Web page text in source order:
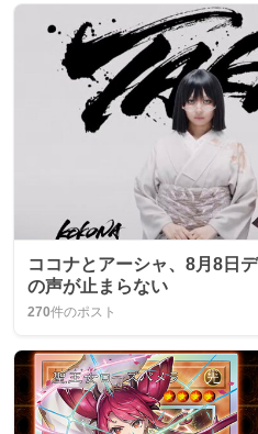
ココナとアーシャ、8月8日
の声が止まらない
270件のポスト